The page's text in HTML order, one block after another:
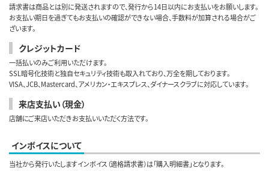
請求書は商品とは別に発送されますので、発行から14日以内にお支払いをお願いします。
お支払い期日を過ぎてもお支払いの確認ができない場合、手数料が加算される場合がご
ざいます。
クレジットカード
一括払いのみご利用いただけます。
SSL暗号化技術と独自セキュリティ技術も取入れており、万全を期しております。
VISA、JCB、Mastercard、アメリカン・エキスプレス、ダイナースクラブに対応しています。
来店支払い（現金）
店舗にご来店いただきお支払いいただく方法です。
インボイスについて
当社から発行いたしますインボイス（適格請求書）は「購入明細書」となります。